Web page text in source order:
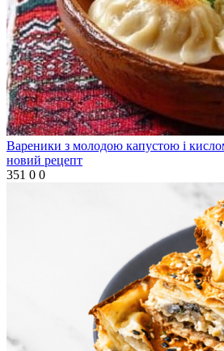
Вареники з молодою капустою і
новий рецепт
351 0 0